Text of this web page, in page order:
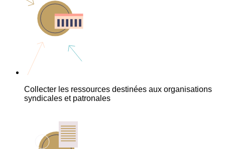
Collecter les ressources destinées aux organisations
syndicales et patronales